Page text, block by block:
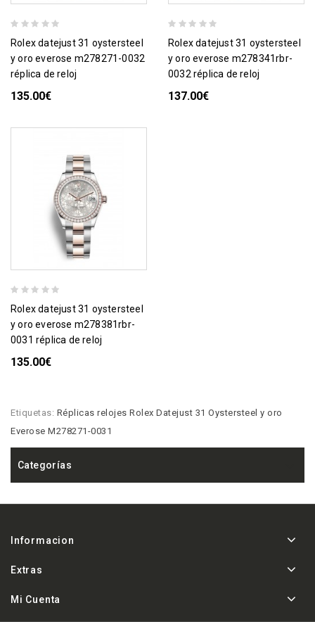
rolex datejust 31 oystersteel
y oro everose m278271-0032
réplica de reloj
135.00€
rolex datejust 31 oystersteel
y oro everose m278341rbr-
0032 réplica de reloj
137.00€
rolex datejust 31 oystersteel
y oro everose m278381rbr-
0031 réplica de reloj
135.00€
Etiquetas: Réplicas relojes Rolex Datejust 31 Oystersteel y oro
Everose M278271-0031
Categorías
Informacion
Extras
Mi Cuenta